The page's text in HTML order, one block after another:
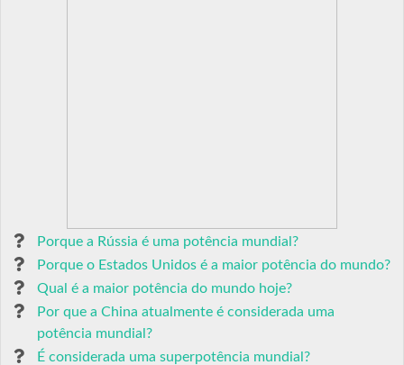
Porque a Rússia é uma potência mundial?
Porque o Estados Unidos é a maior potência do mundo?
Qual é a maior potência do mundo hoje?
Por que a China atualmente é considerada uma
potência mundial?
É considerada uma superpotência mundial?